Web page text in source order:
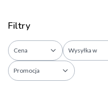
Filtry
Cena Wysyłka w
Promocja